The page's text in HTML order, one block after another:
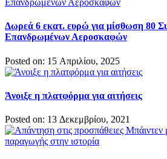
Δωρεά 6 εκατ. ευρώ για μίσθωση 80
Επανδρωμένων Αεροσκαφών
Posted on: 15 Απριλίου, 2025
Άνοιξε η πλατφόρμα για αιτήσεις
Posted on: 13 Δεκεμβρίου, 2021